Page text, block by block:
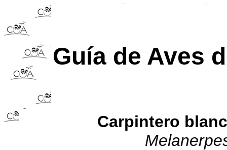
Guía de Aves
Carpintero